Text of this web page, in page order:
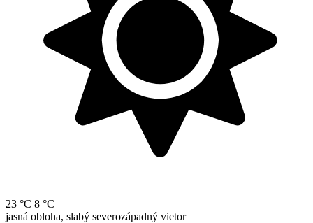
23 °C 8 °C
jasná obloha, slabý severozápadný vietor